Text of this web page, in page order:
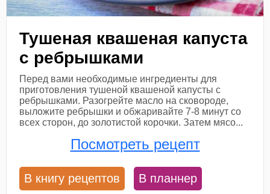
Тушеная квашеная капуста
с ребрышками
Перед вами необходимые ингредиенты для
приготовления тушеной квашеной капусты с
ребрышками. Разогрейте масло на сковороде,
выложите ребрышки и обжаривайте 7-8 минут со
всех сторон, до золотистой корочки. Затем мясо...
Посмотреть рецепт
В книгу рецептов В планнер